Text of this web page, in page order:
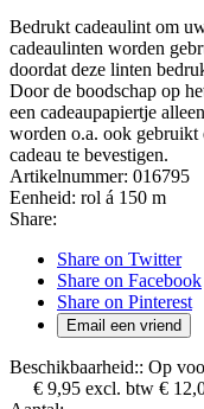
Bedrukt cadeaulint om
cadeaulinten worden
doordat deze linten
Door de boodschap op
een cadeaupapiertje
worden o.a. ook gebruikt
cadeau te bevestigen.
Artikelnummer: 016795
Eenheid: rol á 150 m
Share:
Share on Twitter
Share on Facebook
Share on Pinterest
Email een vriend
Beschikbaarheid:: Op
€ 9,95 excl. btw €